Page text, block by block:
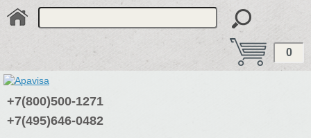
0
+7(800)500-1271
+7(495)646-0482